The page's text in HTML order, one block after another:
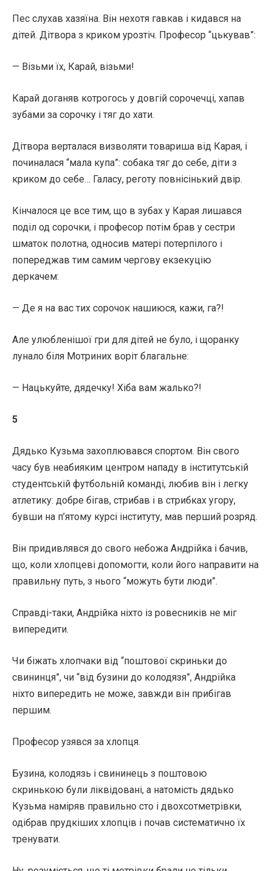
Пес слухав хазяїна. Він нехотя гавкав і кидався на
дітей. Дітвора з криком урозтіч. Професор “цькував”:
— Візьми їх, Карай, візьми!
Карай доганяв котрогось у довгій сорочечці, хапав
зубами за сорочку і тяг до хати.
Дітвора верталася визволяти товариша від Карая, і
починалася “мала купа”: собака тяг до себе, діти з
криком до себе… Галасу, реготу повнісінький двір.
Кінчалося це все тим, що в зубах у Карая лишався
поділ од сорочки, і професор потім брав у сестри
шматок полотна, односив матері потерпілого і
попереджав тим самим чергову екзекуцію
деркачем:
— Де я на вас тих сорочок нашиюся, кажи, га?!
Але улюбленішої гри для дітей не було, і щоранку
лунало біля Мотриних воріт благальне:
— Нацькуйте, дядечку! Хіба вам жалько?!
5
Дядько Кузьма захоплювався спортом. Він свого
часу був неабияким центром нападу в інститутській
студентській футбольній команді, любив він і легку
атлетику: добре бігав, стрибав і в стрибках угору,
бувши на п’ятому курсі інституту, мав перший розряд.
Він придивлявся до свого небожа Андрійка і бачив,
що, коли хлопцеві допомогти, коли його направити на
правильну путь, з нього “можуть бути люди”.
Справді-таки, Андрійка ніхто із ровесників не міг
випередити.
Чи біжать хлопчаки від “поштової скриньки до
свининця”, чи “від бузини до колодязя”, Андрійка
ніхто випередить не може, завжди він прибігав
першим.
Професор узявся за хлопця.
Бузина, колодязь і свининець з поштовою
скринькою були ліквідовані, а натомість дядько
Кузьма наміряв правильно сто і двохсотметрівки,
одібрав прудкіших хлопців і почав систематично їх
тренувати.